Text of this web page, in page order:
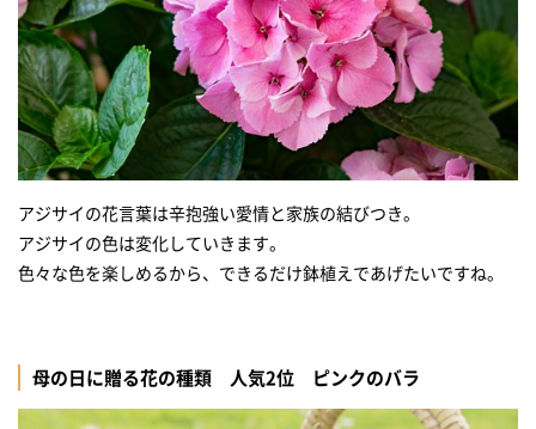
アジサイの花言葉は辛抱強い愛情と家族の結びつき。
アジサイの色は変化していきます。
色々な色を楽しめるから、できるだけ鉢植えであげたいですね。
母の日に贈る花の種類 人気2位 ピンクのバラ